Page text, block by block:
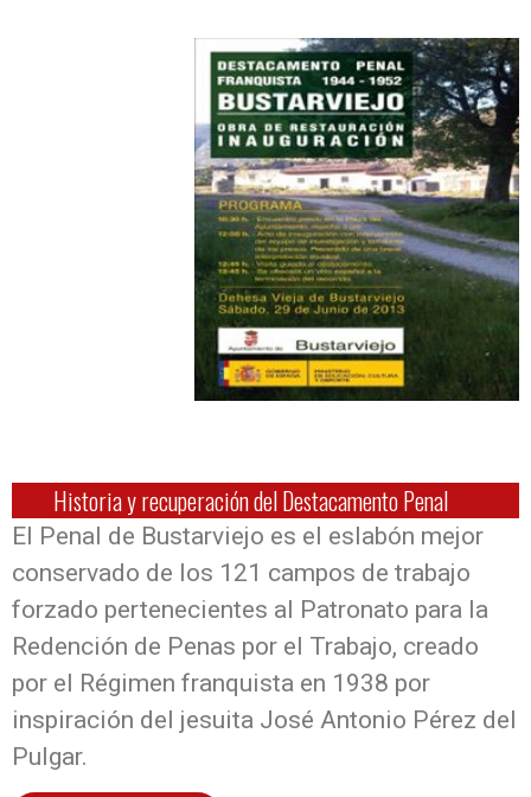
Historia y recuperación del Destacamento Penal
El Penal de Bustarviejo es el eslabón mejor
conservado de los 121 campos de trabajo
forzado pertenecientes al Patronato para la
Redención de Penas por el Trabajo, creado
por el Régimen franquista en 1938 por
inspiración del jesuita José Antonio Pérez del
Pulgar.